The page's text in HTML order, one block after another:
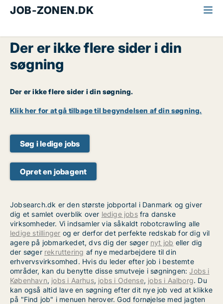
JOB-ZONEN.DK
Der er ikke flere sider i din
søgning
Der er ikke flere sider i din søgning.
Klik her for at gå tilbage til begyndelsen af din søgning.
Søg i ledige jobs
Opret en jobagent
Jobsearch.dk er den største jobportal i Danmark og giver
dig et samlet overblik over ledige jobsfra danske
virksomheder. Vi indsamler via såkaldt robotcrawling alle
ledige stillinger og er derfor det perfekte redskab for dig vil
agere på jobmarkedet, dvs dig der søger nyt job eller dig
der søger rekruttering af nye medarbejdere til din
erhvervsvirksomhed. Hvis du leder efter job i bestemte
områder, kan du benytte disse smutveje i søgningen:Jobs i
København, jobs i Aarhus, jobs i Odense, jobs i Aalborg. Du
kan også altid lave en søgning efter dit nye job ved at klikke
på "Find job" i menuen herover. God fornøjelse med jagten